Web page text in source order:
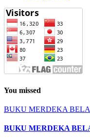
You missed
BUKU MERDEKA
BUKU MERDEKA